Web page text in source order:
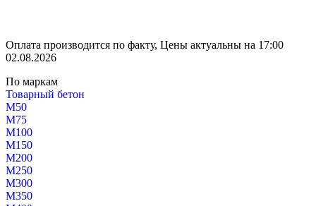
Оплата производится по факту, Цены актуальны на 17:00
02.08.2026
По маркам
Товарный бетон
М50
М75
М100
М150
М200
М250
М300
М350